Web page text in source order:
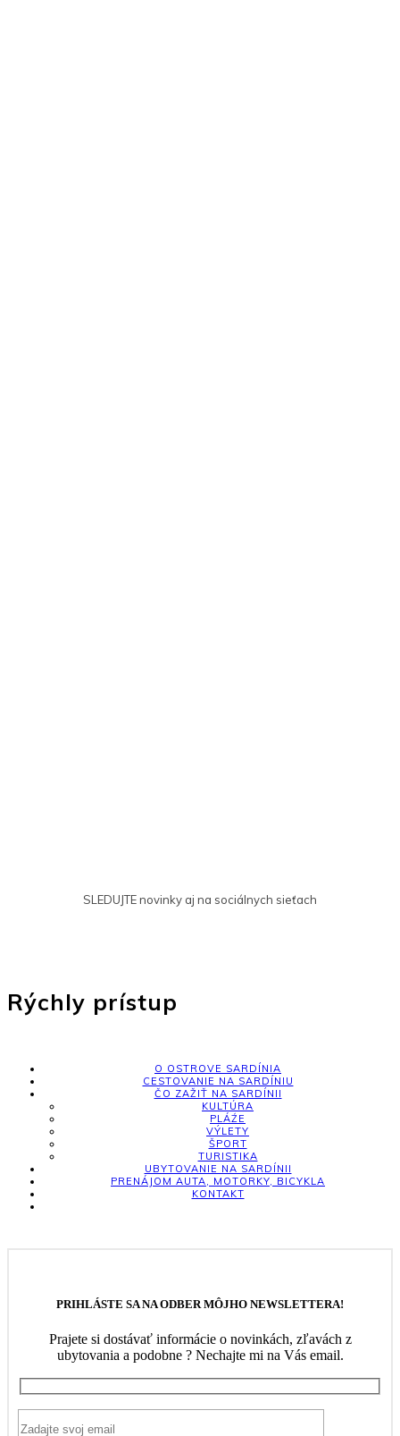
SLEDUJTE novinky aj na sociálnych sieťach
Rýchly prístup
O OSTROVE SARDÍNIA
CESTOVANIE NA SARDÍNIU
ČO ZAŽIŤ NA SARDÍNII
KULTÚRA
PLÁŹE
VÝLETY
ŠPORT
TURISTIKA
UBYTOVANIE NA SARDÍNII
PRENÁJOM AUTA, MOTORKY, BICYKLA
KONTAKT
PRIHLÁSTE SA NA ODBER MÔJHO NEWSLETTERA!
Prajete si dostávať informácie o novinkách, zľavách z
ubytovania a podobne ? Nechajte mi na Vás email.